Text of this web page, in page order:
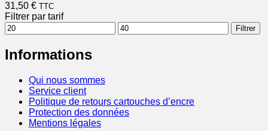
31,50 € TTC
Filtrer par tarif
Prix
min
Prix
max
Filtrer
Informations
Qui nous sommes
Service client
Politique de retours cartouches d’encre
Protection des données
Mentions légales